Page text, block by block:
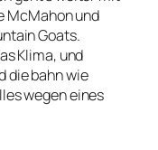
McMahon und
Goats.
Klima, und
die bahn wie
wegen eines